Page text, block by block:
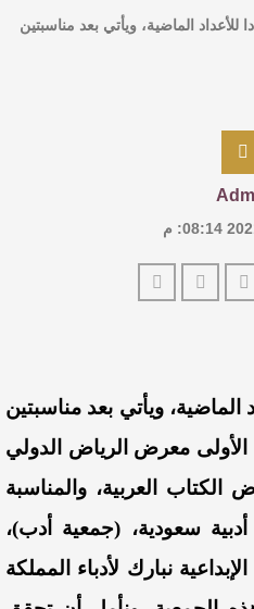
: ( على كف رتويت )
والفلسفي
امتدادا للأعداد الماضية، ويأتي بعد مناسبتين
الماضية، ويأتي بعد مناسبتين
الأولى معرض الرياض الدولي
العربية، والمناسبة
سعودية، (جمعية أدب)،
نبارك لأدباء المملكة